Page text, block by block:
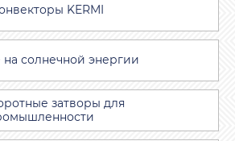
KERMI
солнечной энергии
затворы для